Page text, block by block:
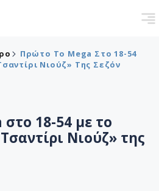
Πρώτο Το Mega Στο 18-54
Νιούζ» Της Σεζόν
18-54 με το
Νιούζ» της